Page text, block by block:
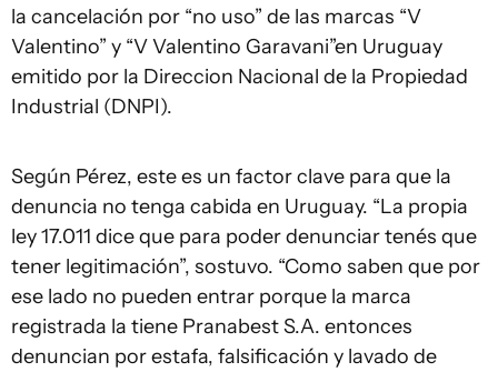
la cancelación por “no uso” de las marcas “V
Valentino” y “V Valentino Garavani”en Uruguay
emitido por la Direccion Nacional de la Propiedad
Industrial (DNPI).
Según Pérez, este es un factor clave para que la
denuncia no tenga cabida en Uruguay. “La propia
ley 17.011 dice que para poder denunciar tenés que
tener legitimación”, sostuvo. “Como saben que por
ese lado no pueden entrar porque la marca
registrada la tiene Pranabest S.A. entonces
denuncian por estafa, falsificación y lavado de